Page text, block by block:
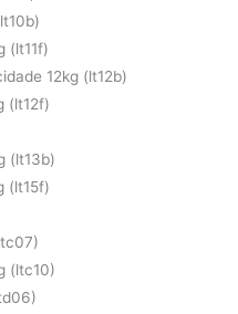
(lt11f)
12kg (lt12b)
(lt12f)
(lt13b)
(lt15f)
(ltc10)